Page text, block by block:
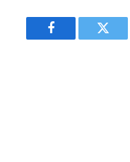
Facebook